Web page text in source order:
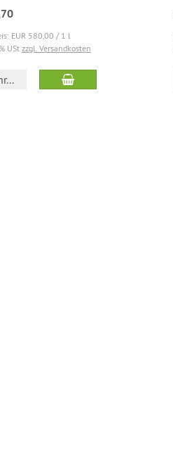
EUR 580,00 / 1 l
UStzzgl. Versandkosten